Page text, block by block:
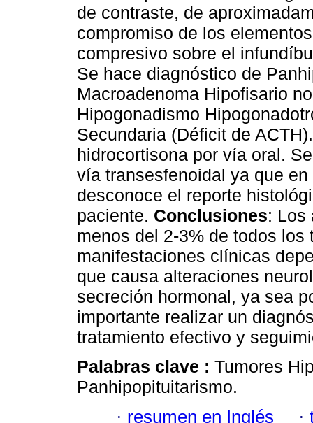
de contraste, de
compromiso de los
compresivo sobre el
Se hace diagnóstico de
Macroadenoma Hipofisario
Hipogonadismo
Secundaria (Déficit de
hidrocortisona por vía oral.
vía transesfenoidal ya que
desconoce el reporte
paciente. Conclusiones: Los
menos del 2-3% de todos
manifestaciones clínicas
que causa alteraciones
secreción hormonal, ya sea
importante realizar un
tratamiento efectivo y
Palabras clave : Tumores
Panhipopituitarismo.
· resumen en Inglés ·